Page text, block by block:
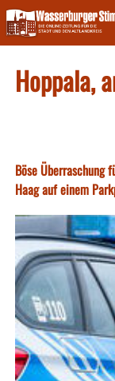
Skip
to
content
Hoppala,
Böse Überraschung
Haag auf einem